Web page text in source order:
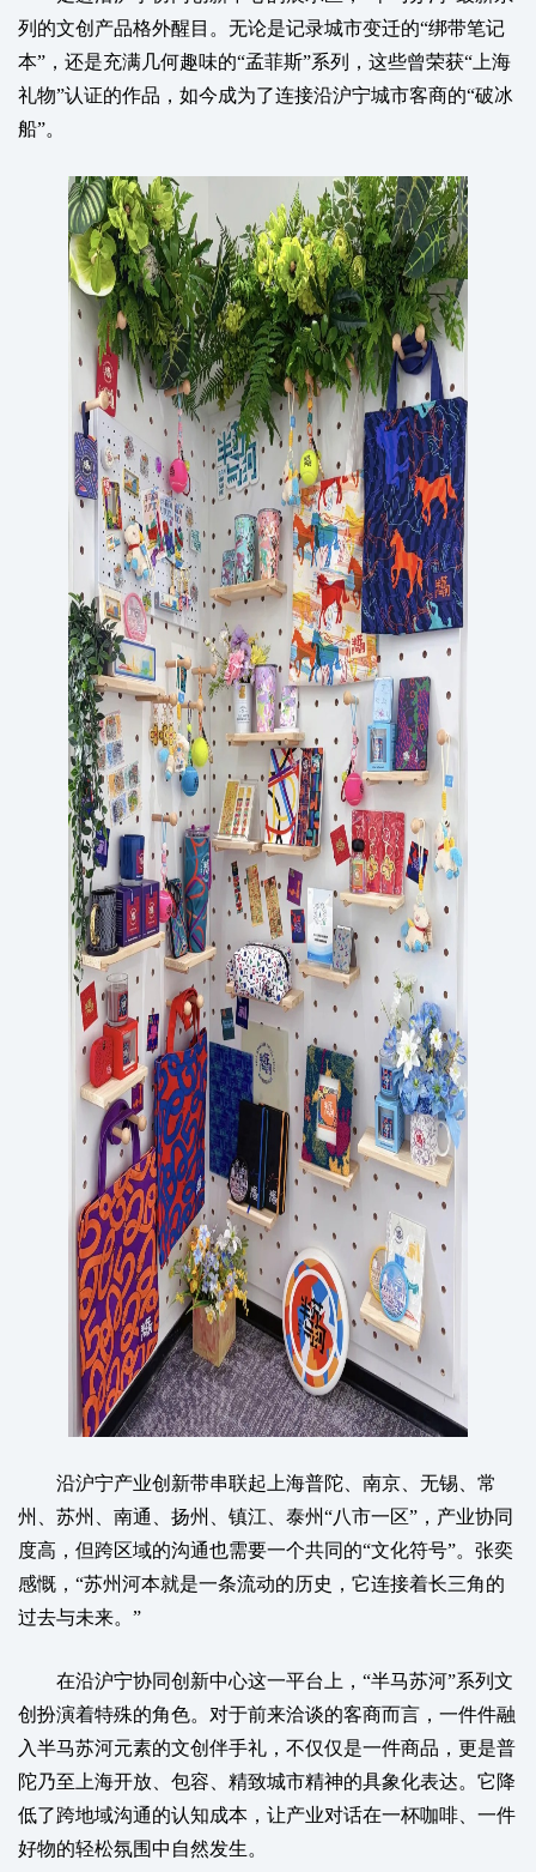
列的文创产品格外醒目。无论是记录城市变迁的“绑带笔记
本”，还是充满几何趣味的“孟菲斯”系列，这些曾荣获“上海
礼物”认证的作品，如今成为了连接沿沪宁城市客商的“破冰
船”。
沿沪宁产业创新带串联起上海普陀、南京、无锡、常
州、苏州、南通、扬州、镇江、泰州“八市一区”，产业协同
度高，但跨区域的沟通也需要一个共同的“文化符号”。张奕
感慨，“苏州河本就是一条流动的历史，它连接着长三角的
过去与未来。”
在沿沪宁协同创新中心这一平台上，“半马苏河”系列文
创扮演着特殊的角色。对于前来洽谈的客商而言，一件件融
入半马苏河元素的文创伴手礼，不仅仅是一件商品，更是普
陀乃至上海开放、包容、精致城市精神的具象化表达。它降
低了跨地域沟通的认知成本，让产业对话在一杯咖啡、一件
好物的轻松氛围中自然发生。